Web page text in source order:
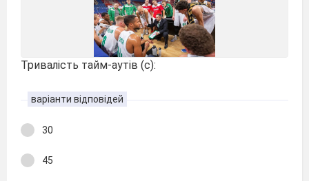
Тривалість тайм-аутів (с):
варіанти відповідей
30
45